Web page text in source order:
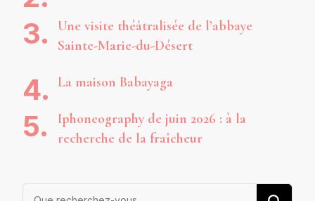
Une visite théâtralisée de l’abbaye
Sainte-Marie-du-Désert
La maison Babayaga
Iphoneography de juin 2026 : à la
recherche de la fraîcheur
Vous